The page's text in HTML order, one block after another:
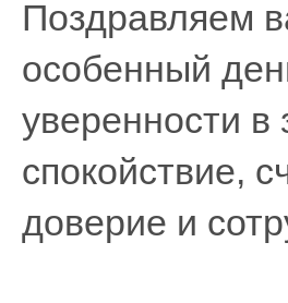
Поздравляем
особенный
уверенности
спокойствие,
доверие и